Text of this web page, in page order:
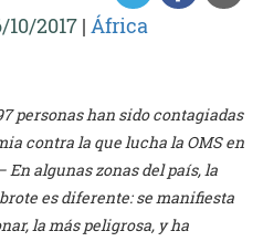
10/2017 | África
personas han sido contagiadas
contra la que lucha la OMS en
algunas zonas del país, la
es diferente: se manifiesta
la más peligrosa, y ha